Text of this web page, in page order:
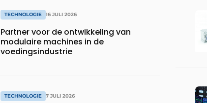
TECHNOLOGIE 16 JULI 2026
Partner voor de ontwikkeling van
modulaire machines in de
voedingsindustrie
TECHNOLOGIE 7 JULI 2026